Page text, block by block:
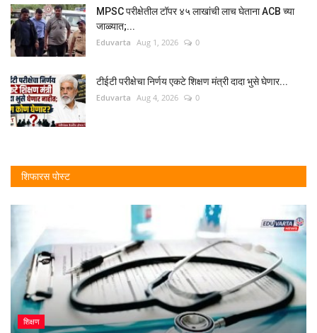
MPSC परीक्षेतील टॉपर ४५ लाखांची लाच घेताना ACB च्या
जाळ्यात;...
Eduvarta Aug 1, 2026 0
टीईटी परीक्षेचा निर्णय एकटे शिक्षण मंत्री दादा भुसे घेणार...
Eduvarta Aug 4, 2026 0
शिफारस पोस्ट
शिक्षण